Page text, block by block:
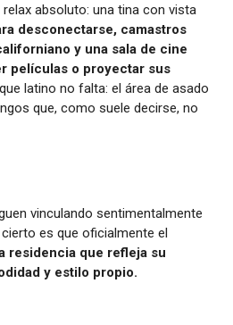
absoluto: una tina con vista
desconectarse, camastros
y una sala de cine
películas o proyectar sus
latino no falta: el área de asado
que, como suele decirse, no
vinculando sentimentalmente
es que oficialmente el
residencia que refleja su
y estilo propio.